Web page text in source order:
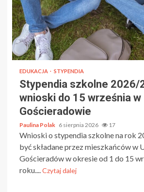
EDUKACJA STYPENDIA
Stypendia szkolne 2026/
wnioski do 15 września w
Gościeradowie
Paulina Polak 6 sierpnia 2026 17
Wnioski o stypendia szkolne na rok
być składane przez mieszkańców w
Gościeradów w okresie od 1 do 15
roku....Czytaj dalej